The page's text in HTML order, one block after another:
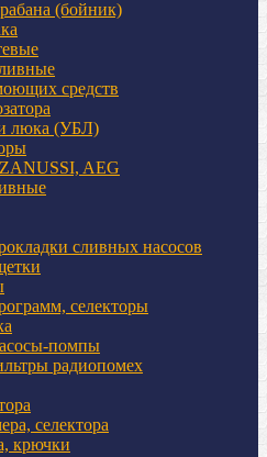
(бойник)
средств
люка (УБЛ)
AEG
сливных насосов
селекторы
помпы
радиопомех
селектора
крючки